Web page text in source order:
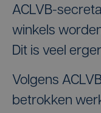
ACLVB-
winkels
Dit is veel
Volgens
betrokken